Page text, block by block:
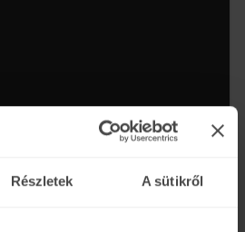
Részletek A sütikről